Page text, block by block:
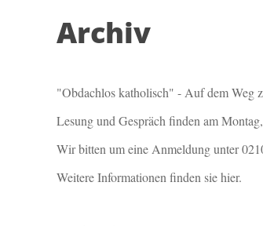
Archiv
"Obdachlos katholisch" - Auf dem Weg
Lesung und Gespräch finden am
Wir bitten um eine Anmeldung unter
Weitere Informationen finden sie hier.